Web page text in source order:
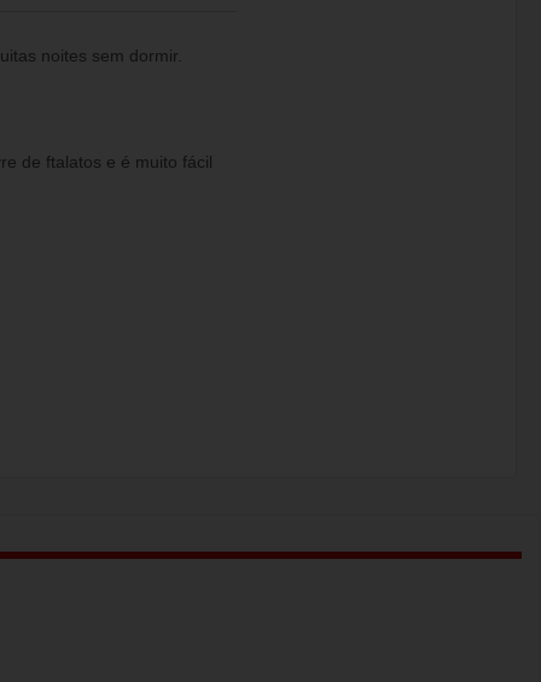
noites sem dormir.
de ftalatos e é muito fácil